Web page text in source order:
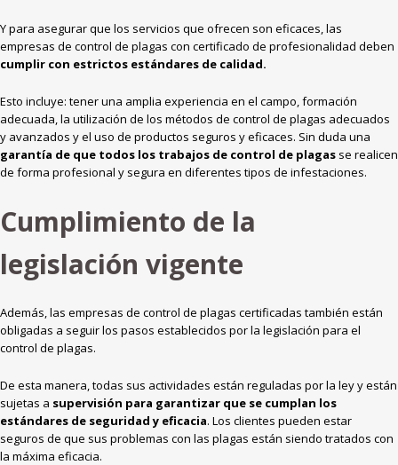
Y para asegurar que los servicios que ofrecen son eficaces, las
empresas de control de plagas con certificado de profesionalidad deben
cumplir con estrictos estándares de calidad.
Esto incluye: tener una amplia experiencia en el campo, formación
adecuada, la utilización de los métodos de control de plagas adecuados
y avanzados y el uso de productos seguros y eficaces. Sin duda una
garantía de que todos los trabajos de control de plagas se realicen
de forma profesional y segura en diferentes tipos de infestaciones.
Cumplimiento de la
legislación vigente
Además, las empresas de control de plagas certificadas también están
obligadas a seguir los pasos establecidos por la legislación para el
control de plagas.
De esta manera, todas sus actividades están reguladas por la ley y están
sujetas a supervisión para garantizar que se cumplan los
estándares de seguridad y eficacia. Los clientes pueden estar
seguros de que sus problemas con las plagas están siendo tratados con
la máxima eficacia.